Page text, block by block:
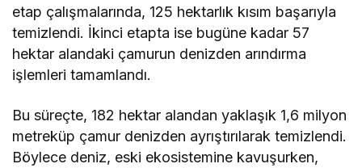
etap çalışmalarında, 125 hektarlık kısım başarıyla
temizlendi. İkinci etapta ise bugüne kadar 57
hektar alandaki çamurun denizden arındırma
işlemleri tamamlandı.
Bu süreçte, 182 hektar alandan yaklaşık 1,6 milyon
metreküp çamur denizden ayrıştırılarak temizlendi.
Böylece deniz, eski ekosistemine kavuşurken,